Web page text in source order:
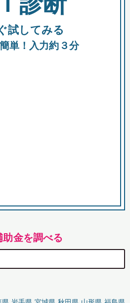
試してみる
単！入力約３分
金を調べる